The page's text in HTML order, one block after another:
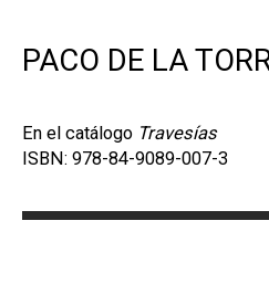
PACO DE LA
En el catálogo Travesías
ISBN: 978-84-9089-007-3